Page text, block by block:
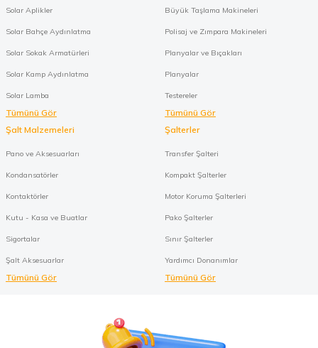
Solar Aplikler
Solar Bahçe Aydınlatma
Solar Sokak Armatürleri
Solar Kamp Aydınlatma
Solar Lamba
Tümünü Gör
Büyük Taşlama Makineleri
Polisaj ve Zımpara Makineleri
Planyalar ve Bıçakları
Planyalar
Testereler
Tümünü Gör
Şalt Malzemeleri
Pano ve Aksesuarları
Kondansatörler
Kontaktörler
Kutu - Kasa ve Buatlar
Sigortalar
Şalt Aksesuarlar
Tümünü Gör
Şalterler
Transfer Şalteri
Kompakt Şalterler
Motor Koruma Şalterleri
Pako Şalterler
Sınır Şalterler
Yardımcı Donanımlar
Tümünü Gör